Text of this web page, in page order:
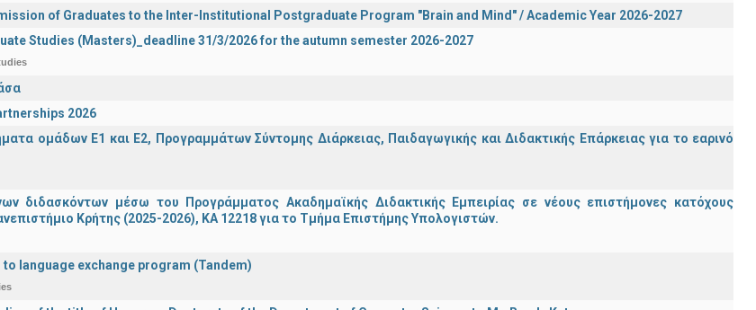
of Graduates to the Inter-Institutional Postgraduate Program "Brain and Mind" / Academic Year 2026-2027
Studies (Masters)_deadline 31/3/2026 for the autumn semester 2026-2027
2026
ομάδων Ε1 και Ε2, Προγραμμάτων Σύντομης Διάρκειας, Παιδαγωγικής και Διδακτικής Επάρκειας για το εαρινό
διδασκόντων μέσω του Προγράμματος Ακαδημαϊκής Διδακτικής Εμπειρίας σε νέους επιστήμονες κατόχους
Κρήτης (2025-2026), ΚΑ 12218 για το Τμήμα Επιστήμης Υπολογιστών.
to language exchange program (Tandem)